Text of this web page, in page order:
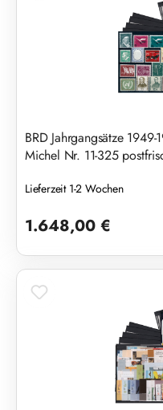
BRD Jahrgangsätze
Michel Nr. 11-325
Lieferzeit 1-2 Wochen
1.648,00 €